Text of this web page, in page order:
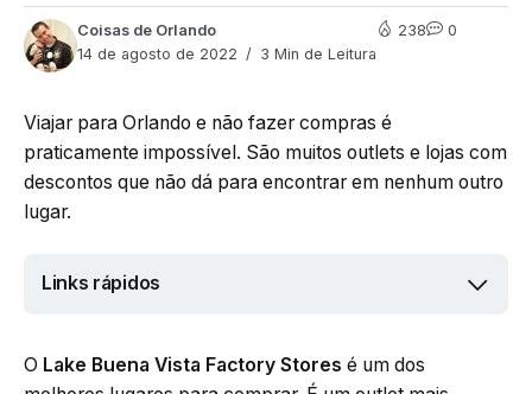
Coisas de Orlando
14 de agosto de 2022
3 Min de Leitura
238 0
Viajar para Orlando e não fazer compras é
praticamente impossível. São muitos outlets e lojas com
descontos que não dá para encontrar em nenhum outro
lugar.
Links rápidos
O Lake Buena Vista Factory Stores é um dos